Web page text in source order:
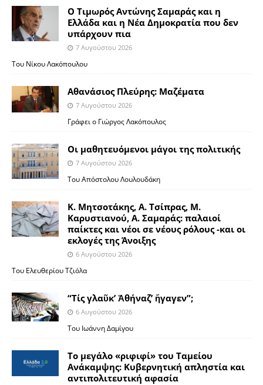
Ο Τιμωρός Αντώνης Σαμαράς και η
Ελλάδα και η Νέα Δημοκρατία που δεν
υπάρχουν πια
7 Αυγούστου 2026
Του Νίκου Λακόπουλου
Αθανάσιος Πλεύρης: Μαζέματα
7 Αυγούστου 2026
Γράφει ο Γιώργος Λακόπουλος
Οι μαθητευόμενοι μάγοι της πολιτικής
7 Αυγούστου 2026
Του Απόστολου Λουλουδάκη
Κ. Μητσοτάκης, Α. Τσίπρας, Μ.
Καρυστιανού, Α. Σαμαράς: παλαιοί
παίκτες και νέοι σε νέους ρόλους -και οι
εκλογές της Άνοιξης
6 Αυγούστου 2026
Του Ελευθερίου Τζιόλα
“Τίς γλαῦκ’ Ἀθήναζ’ ἤγαγεν”;
6 Αυγούστου 2026
Του Ιωάννη Δαμίγου
Το μεγάλο «ριφιφί» του Ταμείου
Ανάκαμψης: Κυβερνητική απληστία και
αντιπολιτευτική αφασία